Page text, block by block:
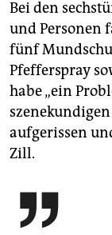
Bei den
und Personen
fünf
Pfefferspray
habe „ein
aufgerissen
Zill.
